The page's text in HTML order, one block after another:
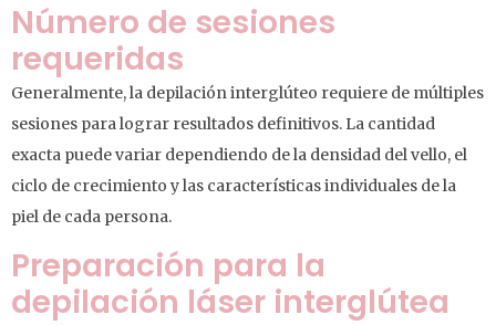
Número de sesiones
requeridas
Generalmente, la depilación interglúteo requiere de múltiples
sesiones para lograr resultados definitivos. La cantidad
exacta puede variar dependiendo de la densidad del vello, el
ciclo de crecimiento y las características individuales de la
piel de cada persona.
Preparación para la
depilación láser interglútea